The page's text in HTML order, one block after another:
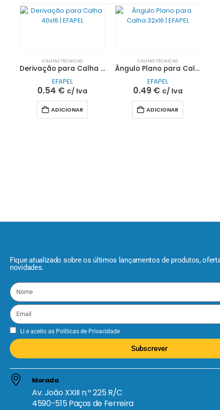
CALHAS TÉCNICAS
Derivação para Calha 40×16 | EFAPEL
EFAPEL
0.54 € c/ Iva
ADICIONAR
CALHAS TÉCNICAS
Ângulo Plano para Calha 32×16 | EFAPEL
EFAPEL
0.49 € c/ Iva
ADICIONAR
Fique atualizado sobre os últimos lançamentos de produtos,
novidades.
Li e aceito as Políticas de Privacidade
Subscrever
Morada
Av. João XXIII n.º 225 R/C
4590-515 Paços de Ferreira